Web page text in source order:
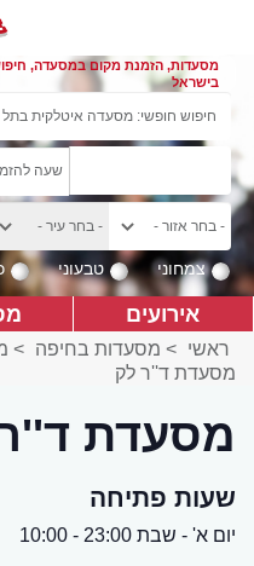
מסעדות, הזמנת מקום במסעדה,
בישראל
צמחוני טבעוני
אירועים
ראשי > מסעדות בחיפה >
מסעדת ד''ר לק
מסעדת
שעות פתיחה
יום א' - שבת 23:00 - 10:00